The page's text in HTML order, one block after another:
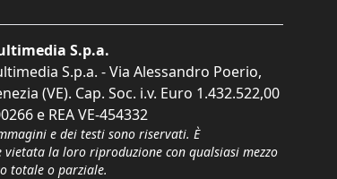
S.p.a.
S.p.a. - Via Alessandro Poerio,
(VE). Cap. Soc. i.v. Euro 1.432.522,00
e REA VE-454332
e dei testi sono riservati. È
vietata la loro riproduzione con qualsiasi mezzo
totale o parziale.